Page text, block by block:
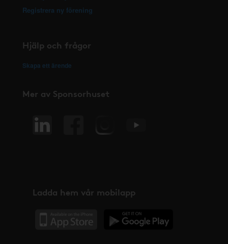
Registrera ny förening
Hjälp och frågor
Skapa ett ärende
Mer av Sponsorhuset
Ladda hem vår mobilapp